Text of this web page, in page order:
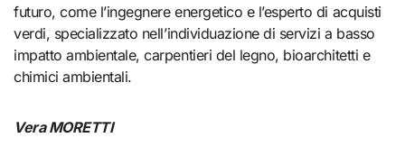
futuro, come l’ingegnere energetico e l’esperto di acquisti
verdi, specializzato nell’individuazione di servizi a basso
impatto ambientale, carpentieri del legno, bioarchitetti e
chimici ambientali.
Vera MORETTI